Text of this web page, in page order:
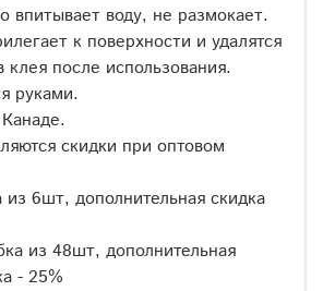
впитывает воду, не размокает.
к поверхности и удалятся
клея после использования.
руками.
скидки при оптовом
из 6шт, дополнительная скидка
из 48шт, дополнительная
- 25%